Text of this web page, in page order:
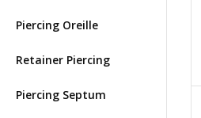
Piercing Oreille
Retainer Piercing
Piercing Septum